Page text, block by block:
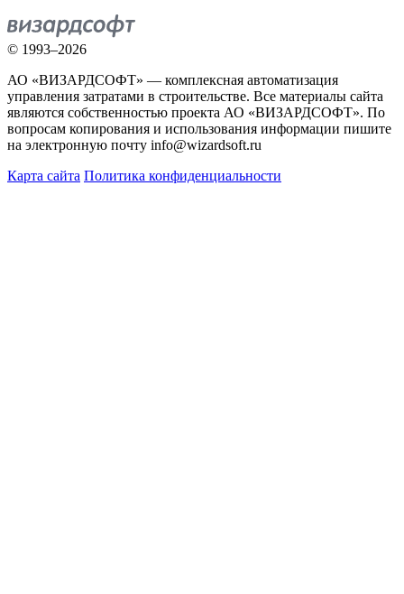
© 1993–2026
АО «ВИЗАРДСОФТ» — комплексная автоматизация
управления затратами в строительстве. Все материалы сайта
являются собственностью проекта АО «ВИЗАРДСОФТ». По
вопросам копирования и использования информации пишите
на электронную почту info@wizardsoft.ru
Карта сайта Политика конфиденциальности